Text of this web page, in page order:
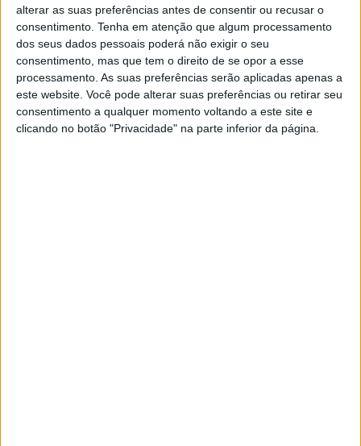
alterar as suas preferências antes de consentir ou recusar o
consentimento. Tenha em atenção que algum processamento
dos seus dados pessoais poderá não exigir o seu
consentimento, mas que tem o direito de se opor a esse
processamento. As suas preferências serão aplicadas apenas a
este website. Você pode alterar suas preferências ou retirar seu
consentimento a qualquer momento voltando a este site e
clicando no botão "Privacidade" na parte inferior da página.